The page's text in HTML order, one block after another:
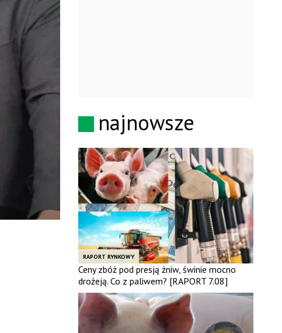
najnowsze
RAPORT RYNKOWY
Ceny zbóż pod presją żniw, świnie mocno
drożeją. Co z paliwem? [RAPORT 7.08]